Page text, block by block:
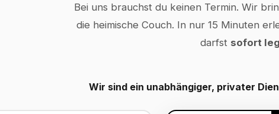
Bei uns brauchst du keinen Termin. Wir
die heimische Couch. In nur 15 Minuten
darfst sofort
Wir sind ein unabhängiger, privater